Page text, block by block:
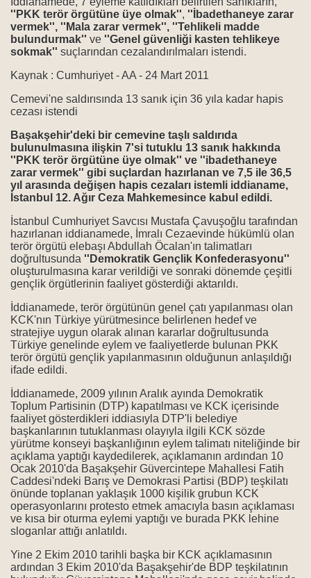
''PKK terör örgütüne üye olmak'', ''İbadethaneye zarar
vermek'', ''Mala zarar vermek'', ''Tehlikeli madde
bulundurmak'' ve ''Genel güvenliği kasten tehlikeye
sokmak'' suçlarından cezalandırılmaları istendi.
Kaynak : Cumhuriyet - AA - 24 Mart 2011
Cemevi'ne saldırısında 13 sanık için 36 yıla kadar hapis
cezası istendi
Başakşehir'deki bir cemevine taşlı saldırıda
bulunulmasına ilişkin 7'si tutuklu 13 sanık hakkında
''PKK terör örgütüne üye olmak'' ve ''ibadethaneye
zarar vermek'' gibi suçlardan hazırlanan ve 7,5 ile 36,5
yıl arasında değişen hapis cezaları istemli iddianame,
İstanbul 12. Ağır Ceza Mahkemesince kabul edildi.
İstanbul Cumhuriyet Savcısı Mustafa Çavuşoğlu tarafından
hazırlanan iddianamede, İmralı Cezaevinde hükümlü olan
terör örgütü elebaşı Abdullah Öcalan'ın talimatları
doğrultusunda ''Demokratik Gençlik Konfederasyonu''
oluşturulmasına karar verildiği ve sonraki dönemde çeşitli
gençlik örgütlerinin faaliyet gösterdiği aktarıldı.
İddianamede, terör örgütünün genel çatı yapılanması olan
KCK'nın Türkiye yürütmesince belirlenen hedef ve
stratejiye uygun olarak alınan kararlar doğrultusunda
Türkiye genelinde eylem ve faaliyetlerde bulunan PKK
terör örgütü gençlik yapılanmasının olduğunun anlaşıldığı
ifade edildi.
İddianamede, 2009 yılının Aralık ayında Demokratik
Toplum Partisinin (DTP) kapatılması ve KCK içerisinde
faaliyet gösterdikleri iddiasıyla DTP'li belediye
başkanlarının tutuklanması olayıyla ilgili KCK sözde
yürütme konseyi başkanlığının eylem talimatı niteliğinde bir
açıklama yaptığı kaydedilerek, açıklamanın ardından 10
Ocak 2010'da Başakşehir Güvercintepe Mahallesi Fatih
Caddesi'ndeki Barış ve Demokrasi Partisi (BDP) teşkilatı
önünde toplanan yaklaşık 1000 kişilik grubun KCK
operasyonlarını protesto etmek amacıyla basın açıklaması
ve kısa bir oturma eylemi yaptığı ve burada PKK lehine
sloganlar attığı anlatıldı.
Yine 2 Ekim 2010 tarihli başka bir KCK açıklamasının
ardından 3 Ekim 2010'da Başakşehir'de BDP teşkilatının
misiniz Sünni mi?
provokasyon
organize bir iş